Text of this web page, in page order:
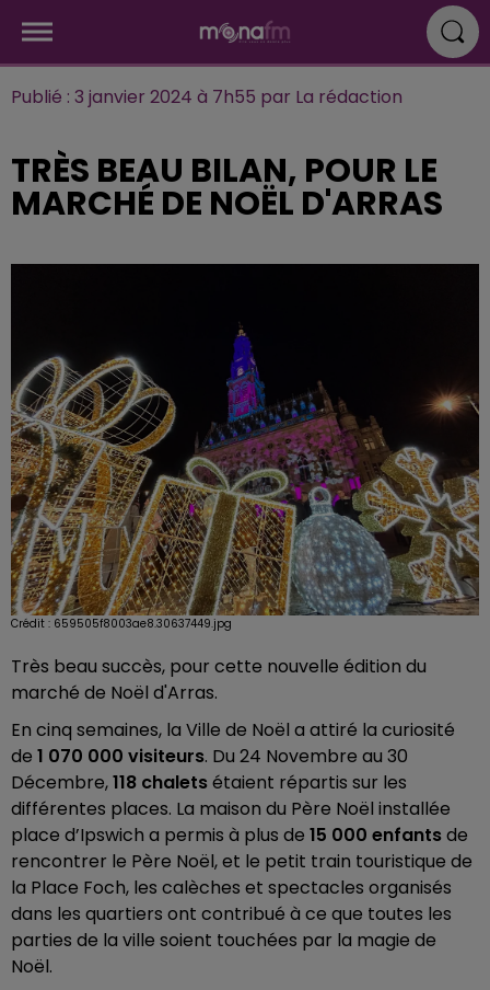
Publié : 3 janvier 2024 à 7h55 par La rédaction
TRÈS BEAU BILAN, POUR LE
MARCHÉ DE NOËL D'ARRAS
Crédit : 659505f8003ae8.30637449.jpg
Très beau succès, pour cette nouvelle édition du
marché de Noël d'Arras.
En cinq semaines, la Ville de Noël a attiré la curiosité
de 1 070 000 visiteurs. Du 24 Novembre au 30
Décembre,118 chaletsétaient répartis sur les
différentes places. La maison du Père Noël installée
place d’Ipswich a permis à plus de 15 000 enfantsde
rencontrer le Père Noël, et le petit train touristique de
la Place Foch, les calèches et spectacles organisés
dans les quartiers ont contribué à ce que toutes les
parties de la ville soient touchées par la magie de
Noël.